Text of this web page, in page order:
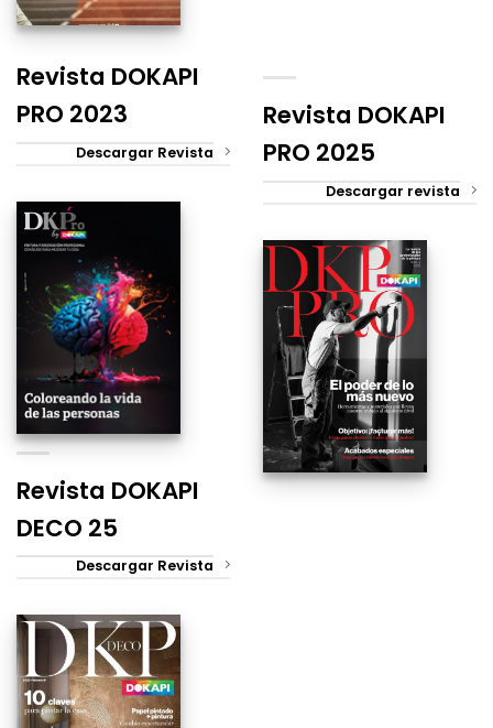
Revista DOKAPI
PRO 2023
Descargar Revista
Revista DOKAPI
DECO 25
Descargar Revista
Revista DOKAPI
PRO 2025
Descargar revista